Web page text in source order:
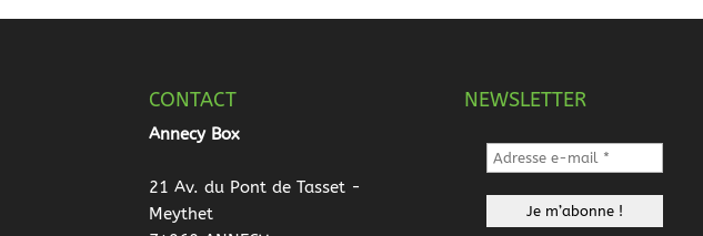
CONTACT
Annecy Box
21 Av. du Pont de Tasset -
Meythet
NEWSLETTER